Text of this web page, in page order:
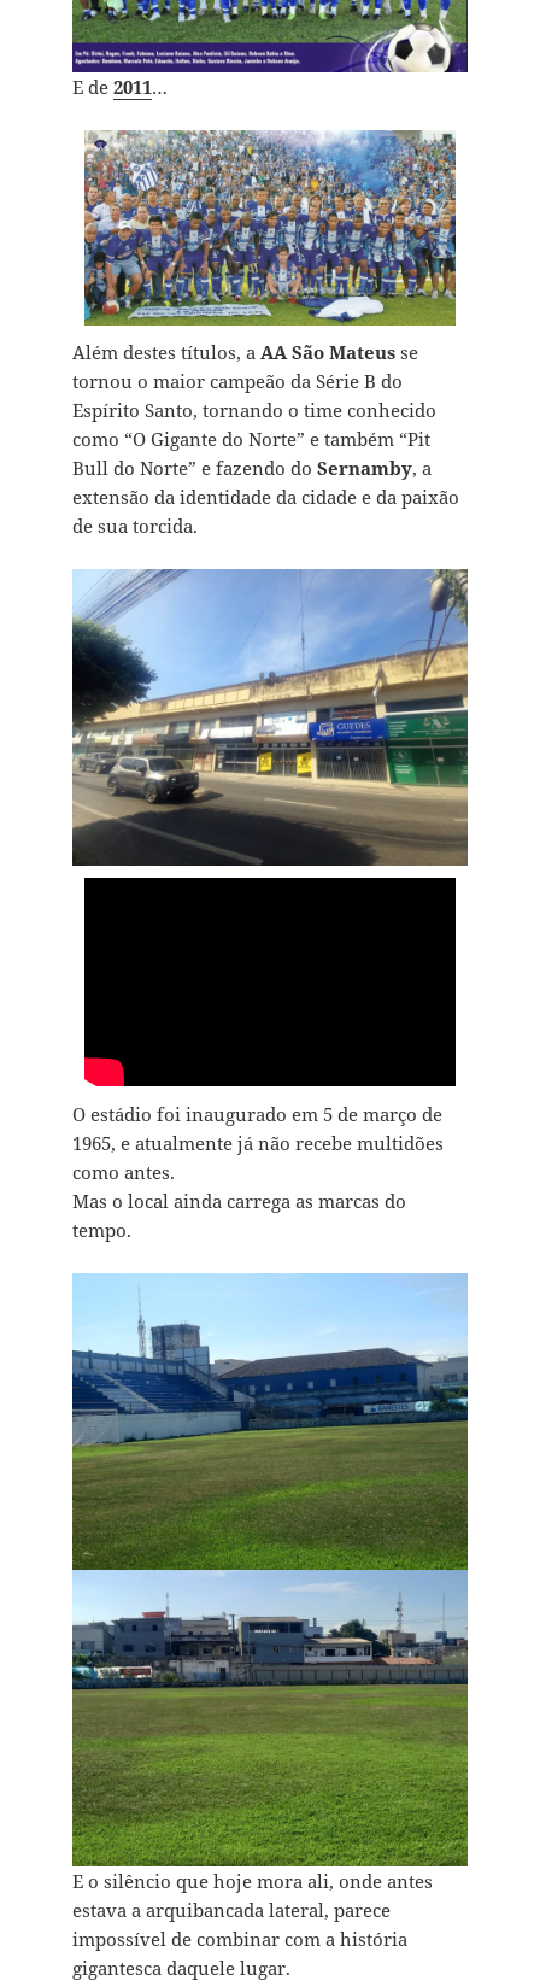
E de 2011…
Além destes títulos, a AA São Mateusse
tornou o maior campeão da Série B do
Espírito Santo, tornando o time conhecido
como “O Gigante do Norte” e também “Pit
Bull do Norte” e fazendo do Sernamby, a
extensão da identidade da cidade e da paixão
de sua torcida.
O estádio foi inaugurado em 5 de março de
1965, e atualmente já não recebe multidões
como antes.
Mas o local ainda carrega as marcas do
tempo.
E o silêncio que hoje mora ali, onde antes
estava a arquibancada lateral, parece
impossível de combinar com a história
gigantesca daquele lugar.